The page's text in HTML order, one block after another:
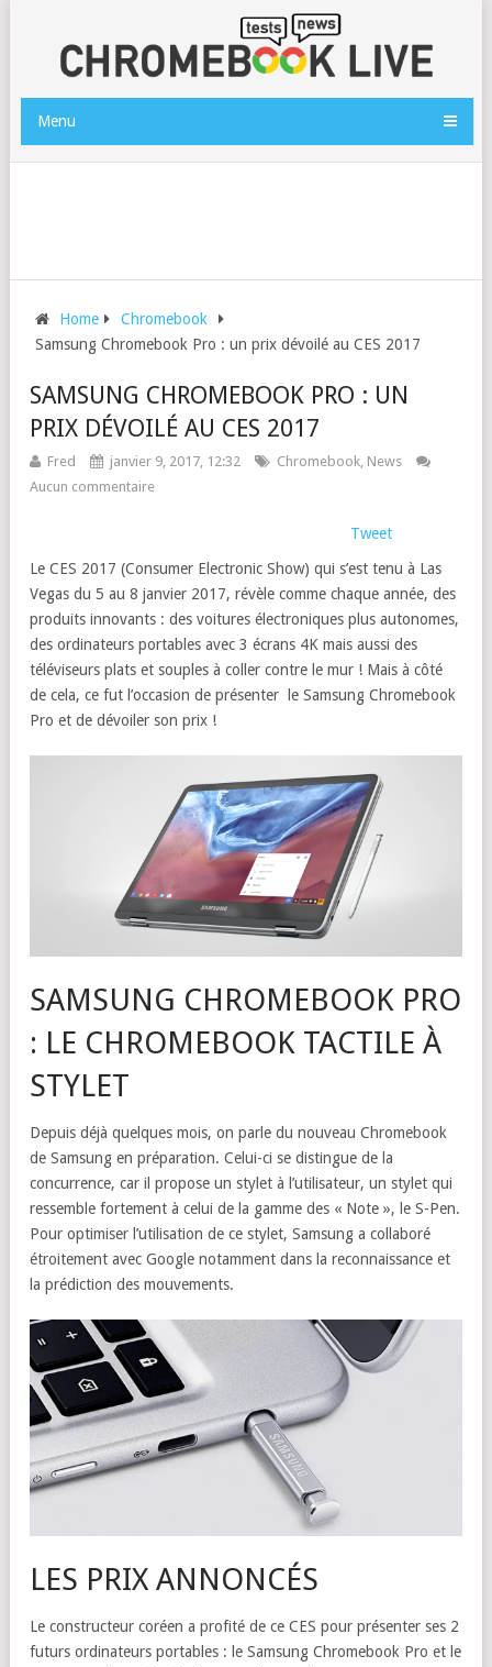
Menu
Home
Chromebook
Samsung Chromebook Pro : un prix dévoilé au CES 2017
SAMSUNG CHROMEBOOK PRO : UN
PRIX DÉVOILÉ AU CES 2017
Fred janvier 9, 2017, 12:32 Chromebook, News
Aucun commentaire
Tweet
Le CES 2017 (Consumer Electronic Show) qui s’est tenu à Las
Vegas du 5 au 8 janvier 2017, révèle comme chaque année, des
produits innovants : des voitures électroniques plus autonomes,
des ordinateurs portables avec 3 écrans 4K mais aussi des
téléviseurs plats et souples à coller contre le mur ! Mais à côté
de cela, ce fut l’occasion de présenter le Samsung Chromebook
Pro et de dévoiler son prix !
SAMSUNG CHROMEBOOK PRO
: LE CHROMEBOOK TACTILE À
STYLET
Depuis déjà quelques mois, on parle du nouveau Chromebook
de Samsung en préparation. Celui-ci se distingue de la
concurrence, car il propose un stylet à l’utilisateur, un stylet qui
ressemble fortement à celui de la gamme des « Note », le S-Pen.
Pour optimiser l’utilisation de ce stylet, Samsung a collaboré
étroitement avec Google notamment dans la reconnaissance et
la prédiction des mouvements.
LES PRIX ANNONCÉS
Le constructeur coréen a profité de ce CES pour présenter ses 2
futurs ordinateurs portables : le Samsung Chromebook Pro et le